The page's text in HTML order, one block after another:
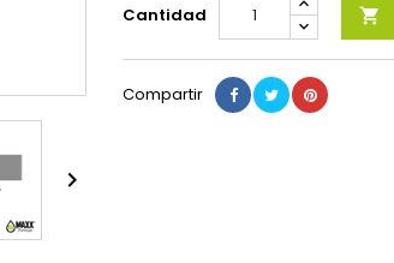

Cantidad 
Compartir